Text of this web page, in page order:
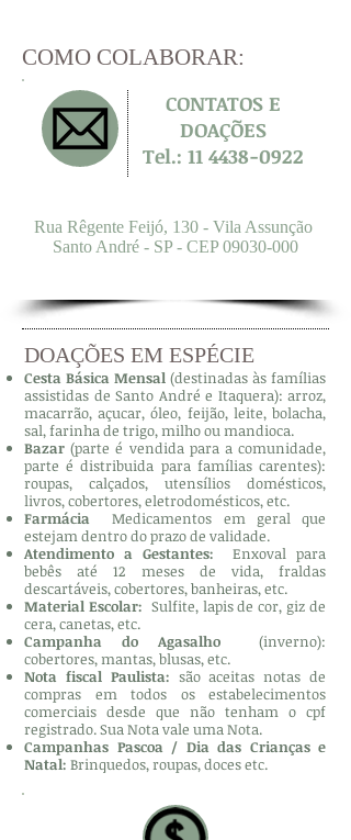
COMO COLABORAR:
CONTATOS E
DOAÇÕES
Tel.: 11 4438-0922
Rua Rêgente Feijó, 130 - Vila Assunção
Santo André - SP - CEP09030-000
DOAÇÕES EM ESPÉCIE
Cesta Básica Mensal (destinadas às famílias
assistidas de Santo André e Itaquera): arroz,
macarrão, açucar, óleo, feijão, leite, bolacha,
sal, farinha de trigo, milho ou mandioca.
Bazar(parte é vendida para a comunidade,
parte é distribuida para famílias carentes):
roupas, calçados, utensílios domésticos,
livros, cobertores, eletrodomésticos, etc.
FarmáciaMedicamentos em geral que
estejam dentro do prazo de validade.
Atendimento a Gestantes:Enxoval para
bebês até 12 meses de vida, fraldas
descartáveis, cobertores, banheiras, etc.
Material Escolar: Sulfite, lapis de cor, giz de
cera, canetas, etc.
Campanha do Agasalho (inverno):
cobertores, mantas, blusas, etc.
Nota fiscal Paulista: são aceitas notas de
compras em todos os estabelecimentos
comerciais desde que não tenham o cpf
registrado. Sua Nota vale uma Nota.
Campanhas Pascoa / Dia das Crianças e
Natal: Brinquedos, roupas, doces etc.